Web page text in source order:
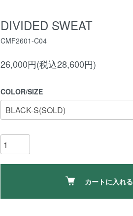
DIVIDED SWEAT
CMF2601-C04
26,000円(税込28,600円)
COLOR/SIZE
カートに入れる